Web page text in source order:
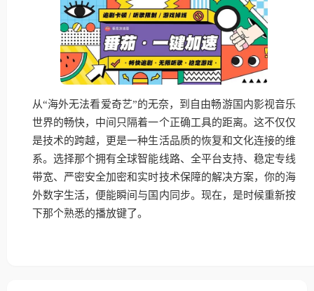
从“海外无法看爱奇艺”的无奈，到自由畅游国内影视音乐
世界的畅快，中间只隔着一个正确工具的距离。这不仅仅
是技术的跨越，更是一种生活品质的恢复和文化连接的维
系。选择那个拥有全球智能线路、全平台支持、稳定专线
带宽、严密安全加密和实时技术保障的解决方案，你的海
外数字生活，便能瞬间与国内同步。现在，是时候重新按
下那个熟悉的播放键了。